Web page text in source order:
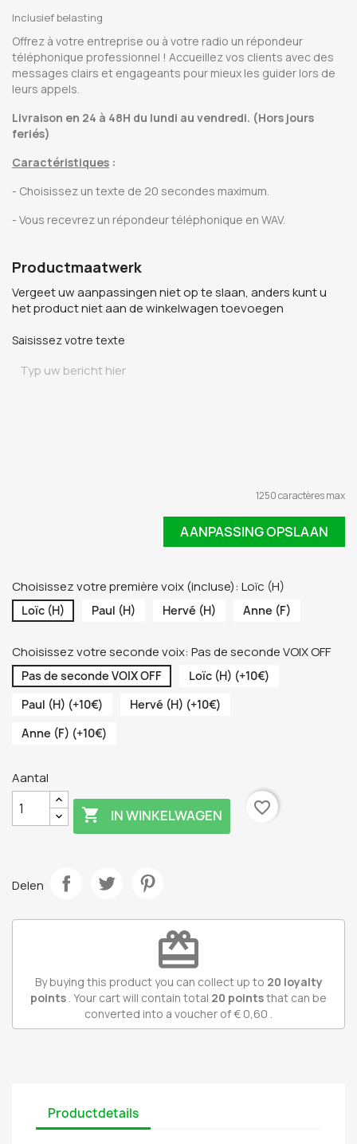
Inclusief belasting
Offrez à votre entreprise ou à votre radio un répondeur
téléphonique professionnel ! Accueillez vos clients avec des
messages clairs et engageants pour mieux les guider lors de
leurs appels.
Livraison en 24 à 48H du lundi au vendredi. (Hors jours
feriés)
Caractéristiques :
- Choisissez un texte de 20 secondes maximum.
- Vous recevrez un répondeur téléphonique en WAV.
Productmaatwerk
Vergeet uw aanpassingen niet op te slaan, anders kunt u
het product niet aan de winkelwagen toevoegen
Saisissez votre texte
1250 caractères max
AANPASSING OPSLAAN
Choisissez votre première voix (incluse): Loïc (H)
Loïc (H) Paul (H) Hervé (H) Anne (F)
Choisissez votre seconde voix: Pas de seconde VOIX OFF
Pas de seconde VOIX OFF
Loïc (H) (+10€)
Paul (H) (+10€)
Hervé (H) (+10€)
Anne (F) (+10€)
Aantal
 IN WINKELWAGEN favorite_border
Delen
redeem
By buying this product you can collect up to 20 loyalty
points . Your cart will contain total 20 pointsthat can be
converted into a voucher of€ 0,60 .
Productdetails